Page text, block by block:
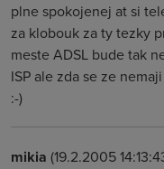
plne spokojenej at si
za klobouk za ty tezky
meste ADSL bude tak
ISP ale zda se ze
:-)
mikia (19.2.2005